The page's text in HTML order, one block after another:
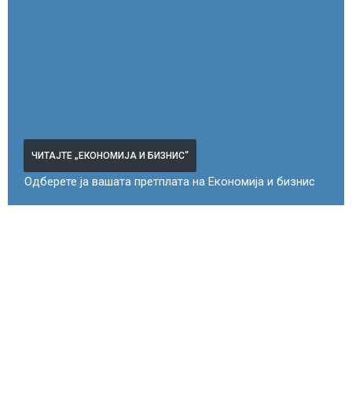
ЧИТАЈТЕ „ЕКОНОМИЈА И БИЗНИС“
Одберете ја вашата претплата на Економија и бизнис